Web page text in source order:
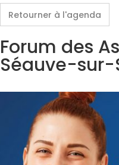
Retourner à l'agenda
Forum des
Séauve-sur-